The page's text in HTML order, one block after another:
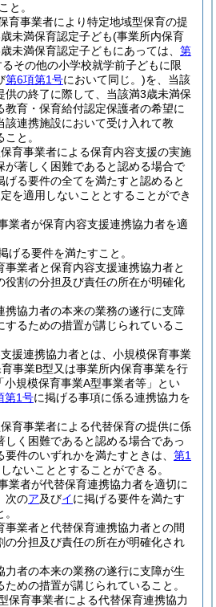
と。
育事業者により特定地域型保育の提
未満保育認定子ども(事業所内保育
未満保育認定子どもにあっては、 第
るその他の小学校就学前子どもに限
第6項第1号において同じ。)を、当該
供の終了に際して、当該満3歳未満保
教育・保育給付認定保護者の希望に
該連携施設において受け入れて教
と。
育事業者による保育内容支援の実施
が著しく困難であると認める場合で
げる要件の全てを満たすと認めると
を適用しないこととすることができ
業者が保育内容支援連携協力者を適
げる要件を満たすこと。
事業者と保育内容支援連携協力者と
役割の分担及び責任の所在が明確化
携協力者の本来の業務の遂行に支障
するための措置が講じられているこ
援連携協力者とは、小規模保育事業
事業B型又は事業所内保育事業を行
小規模保育事業A型事業者等」とい
第1号に掲げる事項に係る連携協力を
育事業者による代替保育の提供に係
しく困難であると認める場合であっ
要件のいずれかを満たすときは、 第1
ないこととすることができる。
業者が代替保育連携協力者を適切に
次のア及びイに掲げる要件を満たす
事業者と代替保育連携協力者との間
の分担及び責任の所在が明確化され
力者の本来の業務の遂行に支障が生
ための措置が講じられていること。
保育事業者による代替保育連携協力